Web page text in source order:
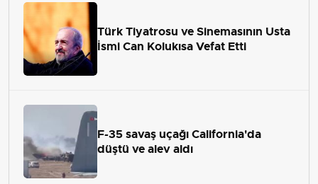
Türk Tiyatrosu ve Sinemasının Usta
İsmi Can Kolukısa Vefat Etti
F-35 savaş uçağı California'da
düştü ve alev aldı